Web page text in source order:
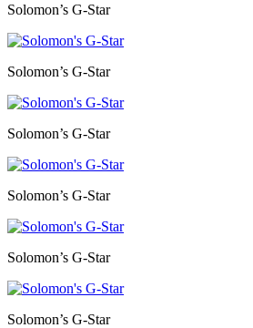
Solomon’s G-Star
Solomon’s G-Star
Solomon’s G-Star
Solomon’s G-Star
Solomon’s G-Star
Solomon’s G-Star